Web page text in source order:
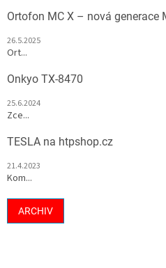
Ortofon MC X – nová generace
26.5.2025
Ort...
Onkyo TX-8470
25.6.2024
Zce...
TESLA na htpshop.cz
21.4.2023
Kom...
ARCHIV